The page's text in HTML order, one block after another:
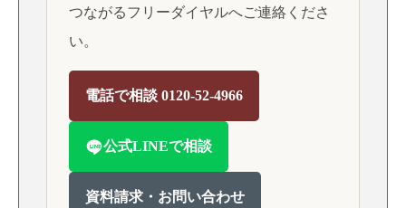
つながるフリーダイヤルへご連絡くださ
い。
電話で相談 0120-52-4966
公式LINEで相談
資料請求・お問い合わせ